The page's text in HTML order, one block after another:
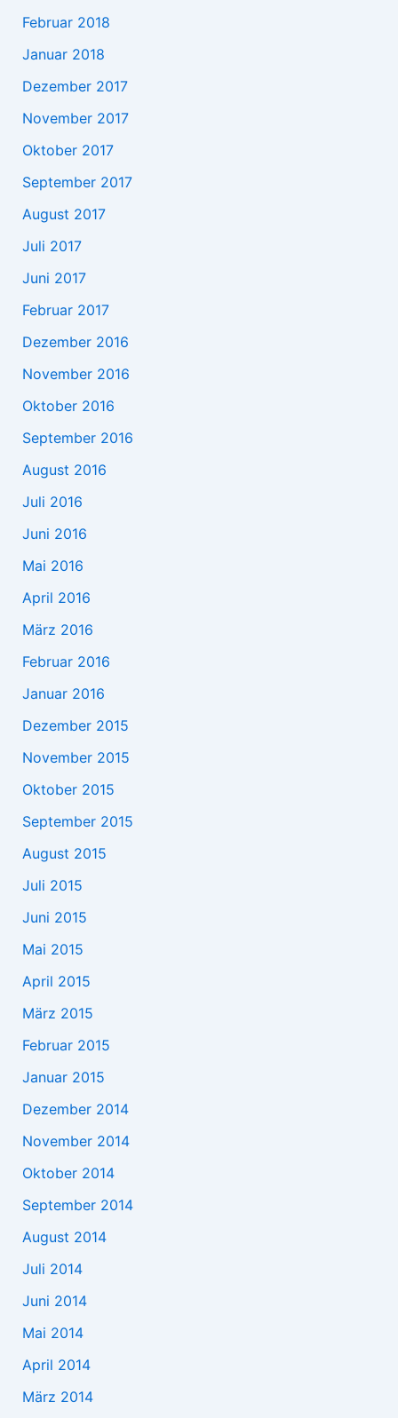
Februar 2018
Januar 2018
Dezember 2017
November 2017
Oktober 2017
September 2017
August 2017
Juli 2017
Juni 2017
Februar 2017
Dezember 2016
November 2016
Oktober 2016
September 2016
August 2016
Juli 2016
Juni 2016
Mai 2016
April 2016
März 2016
Februar 2016
Januar 2016
Dezember 2015
November 2015
Oktober 2015
September 2015
August 2015
Juli 2015
Juni 2015
Mai 2015
April 2015
März 2015
Februar 2015
Januar 2015
Dezember 2014
November 2014
Oktober 2014
September 2014
August 2014
Juli 2014
Juni 2014
Mai 2014
April 2014
März 2014